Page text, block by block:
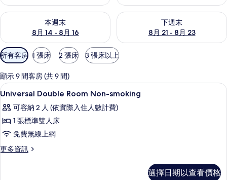
本週末
8月 14 - 8月 16
查看本週末 (8月 14 - 8月 16) 的供應情況
下週末
8月 21 - 8月 23
查看下週末 (8月 21 - 8月 23)
可
用
的
客
房
篩
選
條
所有客房 1 張床 2 張床 3 張床以上
顯示 9 間客房 (共 9 間)
顯
示
Universal
Double
Room
Non-
1
Universal Double Room Non-smoking
可容納 2 人 (依實際入住人數計費)
1 張標準雙人床
免費無線上網
更多資訊
更
選擇日期以查看價格